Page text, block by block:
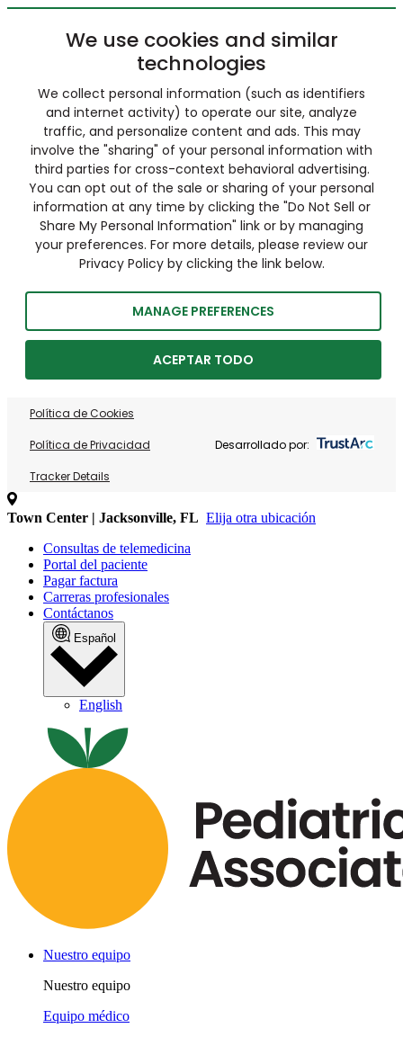
We use cookies and similar
technologies
We collect personal information (such as identifiers
and internet activity) to operate our site, analyze
traffic, and personalize content and ads. This may
involve the "sharing" of your personal information with
third parties for cross-context behavioral advertising.
You can opt out of the sale or sharing of your personal
information at any time by clicking the "Do Not Sell or
Share My Personal Information" link or by managing
your preferences. For more details, please review our
Privacy Policy by clicking the link below.
MANAGE PREFERENCES
ACEPTAR TODO
Política de Cookies
Política de Privacidad
Tracker Details
Desarrollado por:
Town Center | Jacksonville, FL Elija otra ubicación
Consultas de telemedicina
Portal del paciente
Pagar factura
Carreras profesionales
Contáctanos
Español
English
Nuestro equipo
Nuestro equipo
Equipo médico